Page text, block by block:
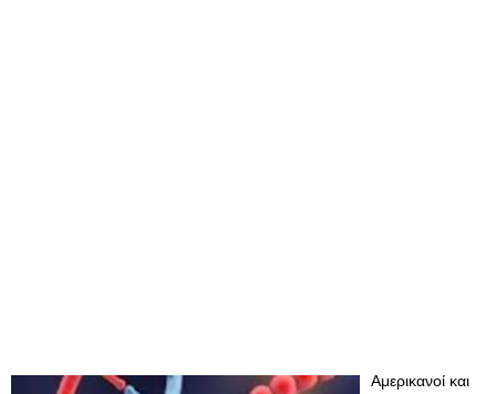
Αμερικανοί και